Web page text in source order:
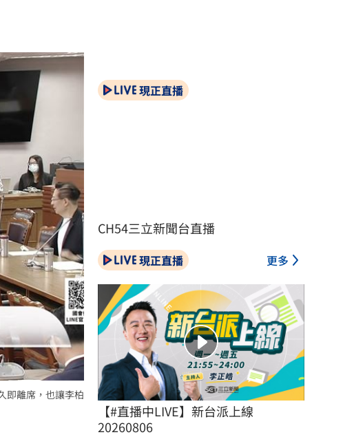
即離席，也讓李柏
現正直播
CH54三立新聞台直播
現正直播 更多
【#直播中LIVE】新台派上線
20260806